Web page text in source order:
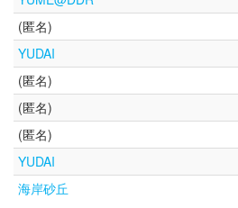
(匿名)
YUDAI
(匿名)
(匿名)
(匿名)
YUDAI
海岸砂丘